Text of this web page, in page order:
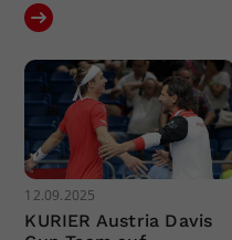
12.09.2025
KURIER Austria Davis